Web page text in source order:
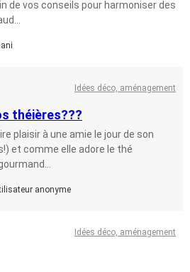
de vos conseils pour harmoniser des
Idées déco, aménagement
théières???
plaisir à une amie le jour de son
et comme elle adore le thé
anonyme
Idées déco, aménagement